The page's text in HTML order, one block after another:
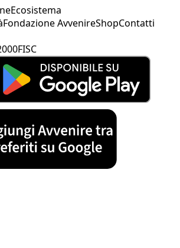
Ecosistema
Fondazione AvvenireShopContatti
FISC